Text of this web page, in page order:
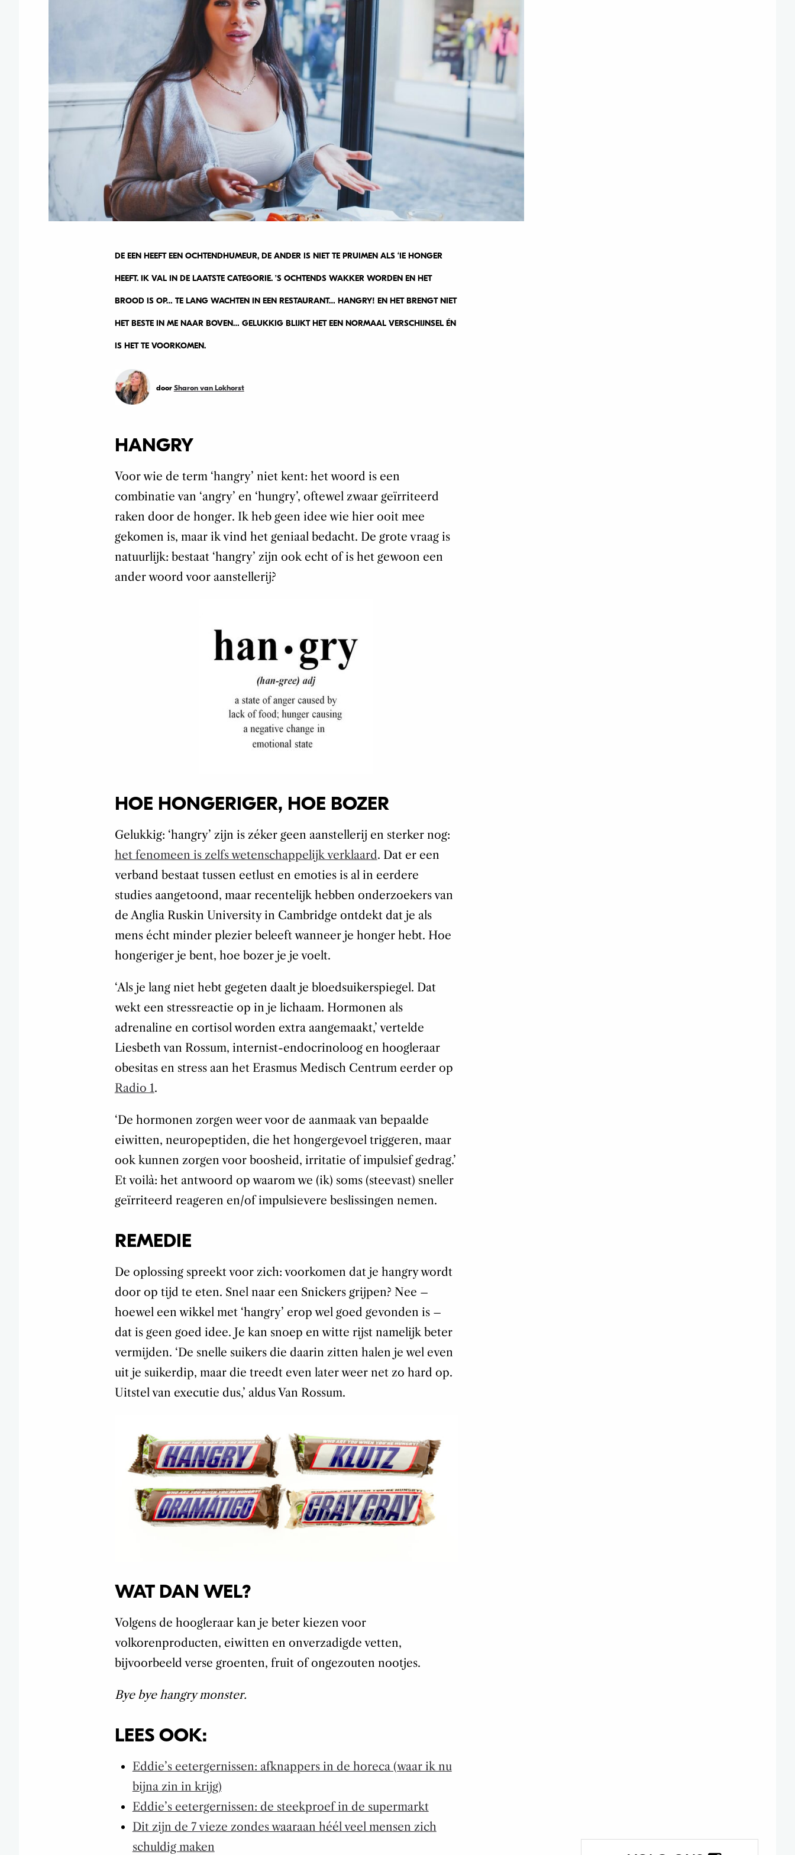
DE EEN HEEFT EEN OCHTENDHUMEUR, DE ANDER IS NIET TE PRUIMEN ALS ‘IE HONGER
HEEFT. IK VAL IN DE LAATSTE CATEGORIE. ’S OCHTENDS WAKKER WORDEN EN HET
BROOD IS OP… TE LANG WACHTEN IN EEN RESTAURANT… HANGRY! EN HET BRENGT NIET
HET BESTE IN ME NAAR BOVEN… GELUKKIG BLIJKT HET EEN NORMAAL VERSCHIJNSEL ÉN
IS HET TE VOORKOMEN.
door Sharon van Lokhorst
HANGRY
Voor wie de term ‘hangry’ niet kent: het woord is een
combinatie van ‘angry’ en ‘hungry’, oftewel zwaar geïrriteerd
raken door de honger. Ik heb geen idee wie hier ooit mee
gekomen is, maar ik vind het geniaal bedacht. De grote vraag is
natuurlijk: bestaat ‘hangry’ zijn ook echt of is het gewoon een
ander woord voor aanstellerij?
HOE HONGERIGER, HOE BOZER
Gelukkig: ‘hangry’ zijn is zéker geen aanstellerij en sterker nog:
het fenomeen is zelfs wetenschappelijk verklaard. Dat er een
verband bestaat tussen eetlust en emoties is al in eerdere
studies aangetoond, maar recentelijk hebben onderzoekers van
de Anglia Ruskin University in Cambridge ontdekt dat je als
mens écht minder plezier beleeft wanneer je honger hebt. Hoe
hongeriger je bent, hoe bozer je je voelt.
‘Als je lang niet hebt gegeten daalt je bloedsuikerspiegel. Dat
wekt een stressreactie op in je lichaam. Hormonen als
adrenaline en cortisol worden extra aangemaakt,’ vertelde
Liesbeth van Rossum, internist-endocrinoloog en hoogleraar
obesitas en stress aan het Erasmus Medisch Centrum eerder op
Radio 1.
‘De hormonen zorgen weer voor de aanmaak van bepaalde
eiwitten, neuropeptiden, die het hongergevoel triggeren, maar
ook kunnen zorgen voor boosheid, irritatie of impulsief gedrag.’
Et voilà: het antwoord op waarom we (ik) soms (steevast) sneller
geïrriteerd reageren en/of impulsievere beslissingen nemen.
REMEDIE
De oplossing spreekt voor zich: voorkomen dat je hangry wordt
door op tijd te eten. Snel naar een Snickers grijpen? Nee –
hoewel een wikkel met ‘hangry’ erop wel goed gevonden is –
dat is geen goed idee. Je kan snoep en witte rijst namelijk beter
vermijden. ‘De snelle suikers die daarin zitten halen je wel even
uit je suikerdip, maar die treedt even later weer net zo hard op.
Uitstel van executie dus,’ aldus Van Rossum.
WAT DAN WEL?
Volgens de hoogleraar kan je beter kiezen voor
volkorenproducten, eiwitten en onverzadigde vetten,
bijvoorbeeld verse groenten, fruit of ongezouten nootjes.
Bye bye hangry monster.
LEES OOK:
Eddie’s eetergernissen: afknappers in de horeca (waar ik nu
bijna zin in krijg)
Eddie’s eetergernissen: de steekproef in de supermarkt
Dit zijn de 7 vieze zondes waaraan héél veel mensen zich
schuldig maken